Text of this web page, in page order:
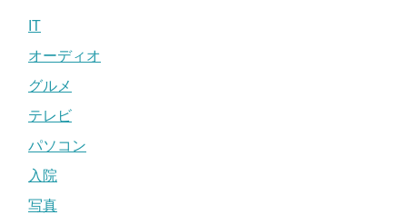
IT
オーディオ
グルメ
テレビ
パソコン
入院
写真